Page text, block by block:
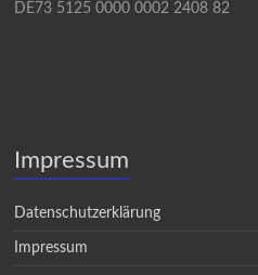
DE73 5125 0000 0002 2408 82
Impressum
Datenschutzerklärung
Impressum